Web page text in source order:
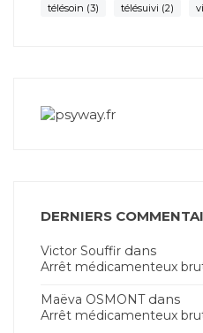
télésoin (3) télésuivi (2)
DERNIERS
Victor Souffir dans
Arrêt médicamenteux
Maëva OSMONTdans
Arrêt médicamenteux